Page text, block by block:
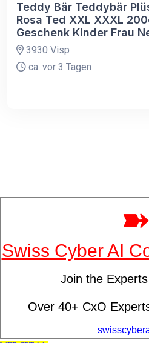
Teddy Bär Teddybär
Rosa Ted XXL XXXL
Geschenk Kinder Frau
3930 Visp
ca. vor 3 Tagen